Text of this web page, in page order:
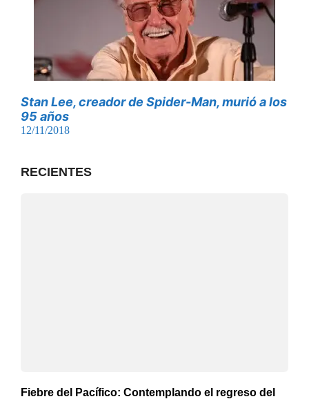
Stan Lee, creador de Spider-Man, murió a los
95 años
12/11/2018
RECIENTES
Fiebre del Pacífico: Contemplando el regreso del